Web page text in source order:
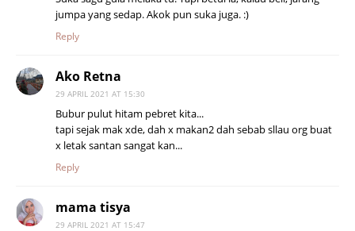
jumpa yang sedap. Akok pun suka juga. :)
Reply
Ako Retna
29 APRIL 2021 AT 15:30
Bubur pulut hitam pebret kita...
tapi sejak mak xde, dah x makan2 dah sebab sllau org buat
x letak santan sangat kan...
Reply
mama tisya
29 APRIL 2021 AT 15:47